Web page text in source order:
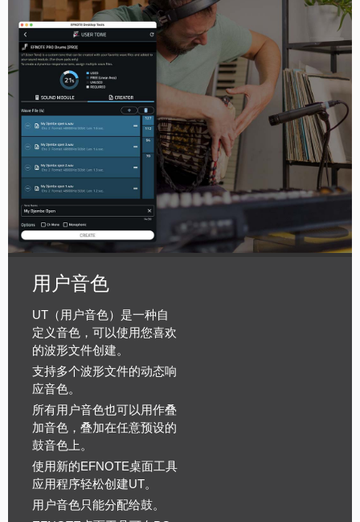
用户音色
UT（用户音色）是一种自
定义音色，可以使用您喜欢
的波形文件创建。
支持多个波形文件的动态响
应音色。
所有用户音色也可以用作叠
加音色，叠加在任意预设的
鼓音色上。
使用新的EFNOTE桌面工具
应用程序轻松创建UT。
用户音色只能分配给鼓。